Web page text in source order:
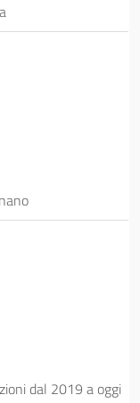
dal 2019 a oggi